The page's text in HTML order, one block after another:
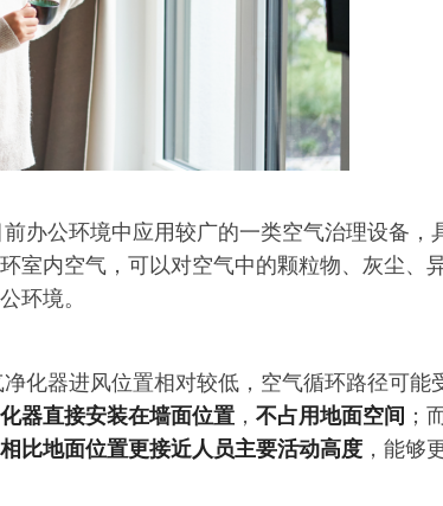
办公环境中应用较广的一类空气治理设备，
室内空气，可以对空气中的颗粒物、灰尘、
环境。
化器进风位置相对较低，空气循环路径可能
器直接安装在墙面位置 ， 不占用地面空间 ；
比地面位置更接近人员主要活动高度 ，能够